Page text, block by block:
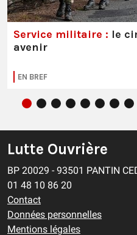
Service militaire : le
avenir
EN BREF
Lutte Ouvrière
BP 20029 - 93501 PANTIN
01 48 10 86 20
Contact
Données personnelles
Mentions légales